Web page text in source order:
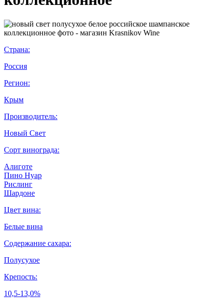
Страна:
Россия
Регион:
Крым
Производитель:
Новый Свет
Сорт винограда:
Алиготе
Пино Нуар
Рислинг
Шардоне
Цвет вина:
Белые вина
Содержание сахара:
Полусухое
Крепость:
10,5-13,0%